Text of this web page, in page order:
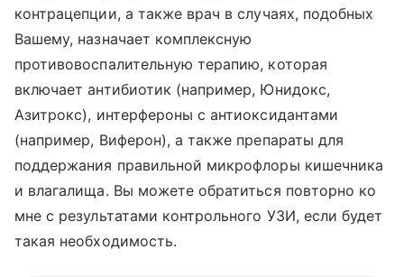
контрацепции, а также врач в случаях, подобных
Вашему, назначает комплексную
противовоспалительную терапию, которая
включает антибиотик (например, Юнидокс,
Азитрокс), интерфероны с антиоксидантами
(например, Виферон), а также препараты для
поддержания правильной микрофлоры кишечника
и влагалища. Вы можете обратиться повторно ко
мне с результатами контрольного УЗИ, если будет
такая необходимость.